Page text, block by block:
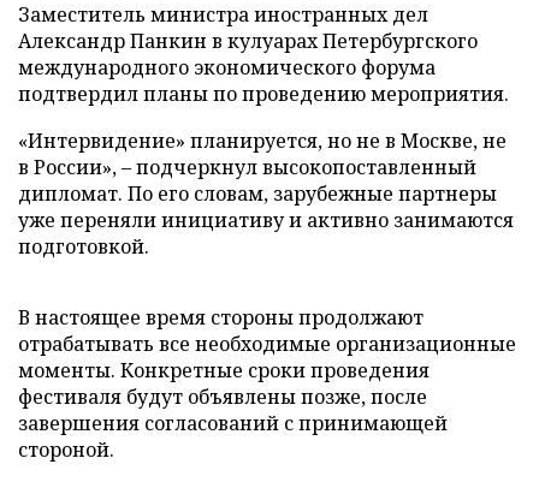
Заместитель министра иностранных дел
Александр Панкин в кулуарах Петербургского
международного экономического форума
подтвердил планы по проведению мероприятия.
«Интервидение» планируется, но не в Москве, не
в России», – подчеркнул высокопоставленный
дипломат. По его словам, зарубежные партнеры
уже переняли инициативу и активно занимаются
подготовкой.
В настоящее время стороны продолжают
отрабатывать все необходимые организационные
моменты. Конкретные сроки проведения
фестиваля будут объявлены позже, после
завершения согласований с принимающей
стороной.